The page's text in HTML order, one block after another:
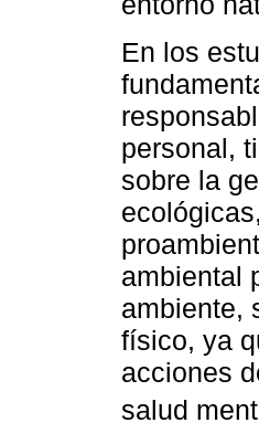
En los
personal,
sobre la
ambiental
ambiente,
físico, ya
acciones
salud